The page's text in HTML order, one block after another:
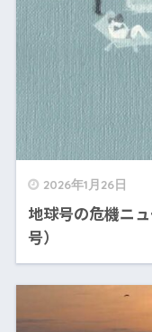
2026年1月26日
地球号の危機ニ
号）